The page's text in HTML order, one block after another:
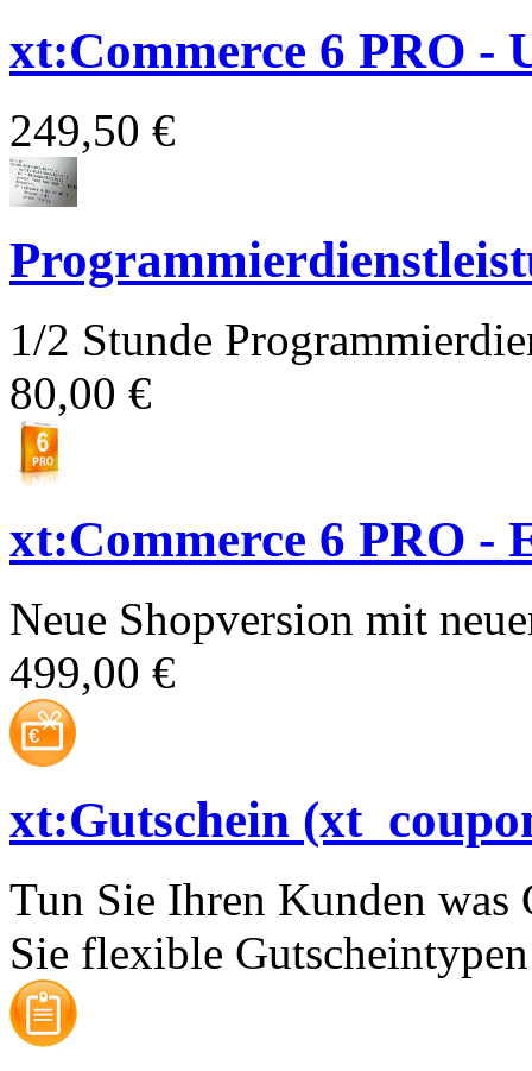
xt:Commerce 6 PRO -
249,50 €
1/2 Stunde
80,00 €
xt:Commerce 6 PRO -
Neue Shopversion mit
499,00 €
xt:Gutschein
Tun Sie Ihren Kunden
Sie flexible